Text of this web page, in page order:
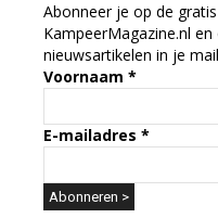
Abonneer je op de
KampeerMagazine.nl
nieuwsartikelen in je
Voornaam *
E-mailadres *